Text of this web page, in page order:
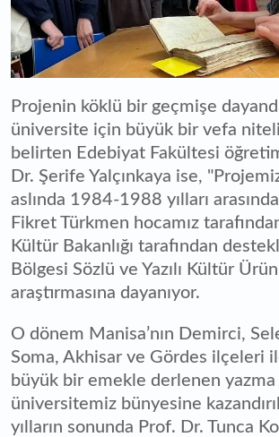
Projenin köklü bir geçmişe
üniversite için büyük bir vefa
belirten Edebiyat Fakültesi
Dr. Şerife Yalçınkaya ise,
aslında 1984-1988 yılları
Fikret Türkmen hocamız
Kültür Bakanlığı tarafından
Bölgesi Sözlü ve Yazılı Kültür
araştırmasına dayanıyor.
O dönem Manisa’nın Demirci,
Soma, Akhisar ve Gördes ilçeleri
büyük bir emekle derlenen yazma
üniversitemiz bünyesine
yılların sonunda Prof. Dr. Tunca